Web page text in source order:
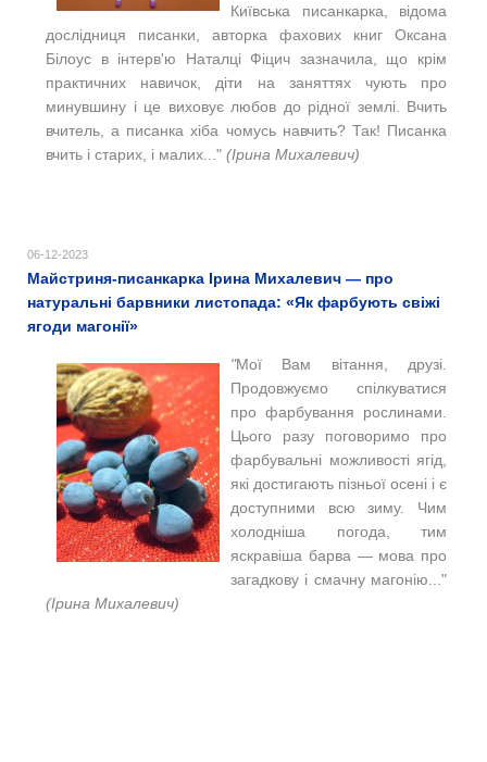
Київська писанкарка, відома
дослідниця писанки, авторка фахових книг Оксана
Білоус в інтерв'ю Наталці Фіцич зазначила, що крім
практичних навичок, діти на заняттях чують про
минувшину і це виховує любов до рідної землі. Вчить
вчитель, а писанка хіба чомусь навчить? Так! Писанка
вчить і старих, і малих..." (Ірина Михалевич)
06-12-2023
Майстриня-писанкарка Ірина Михалевич — про
натуральні барвники листопада: «Як фарбують свіжі
ягоди магонії»
"Мої Вам вітання, друзі.
Продовжуємо спілкуватися
про фарбування рослинами.
Цього разу поговоримо про
фарбувальні можливості ягід,
які достигають пізньої осені і є
доступними всю зиму. Чим
холодніша погода, тим
яскравіша барва — мова про
загадкову і смачну магонію..."
(Ірина Михалевич)